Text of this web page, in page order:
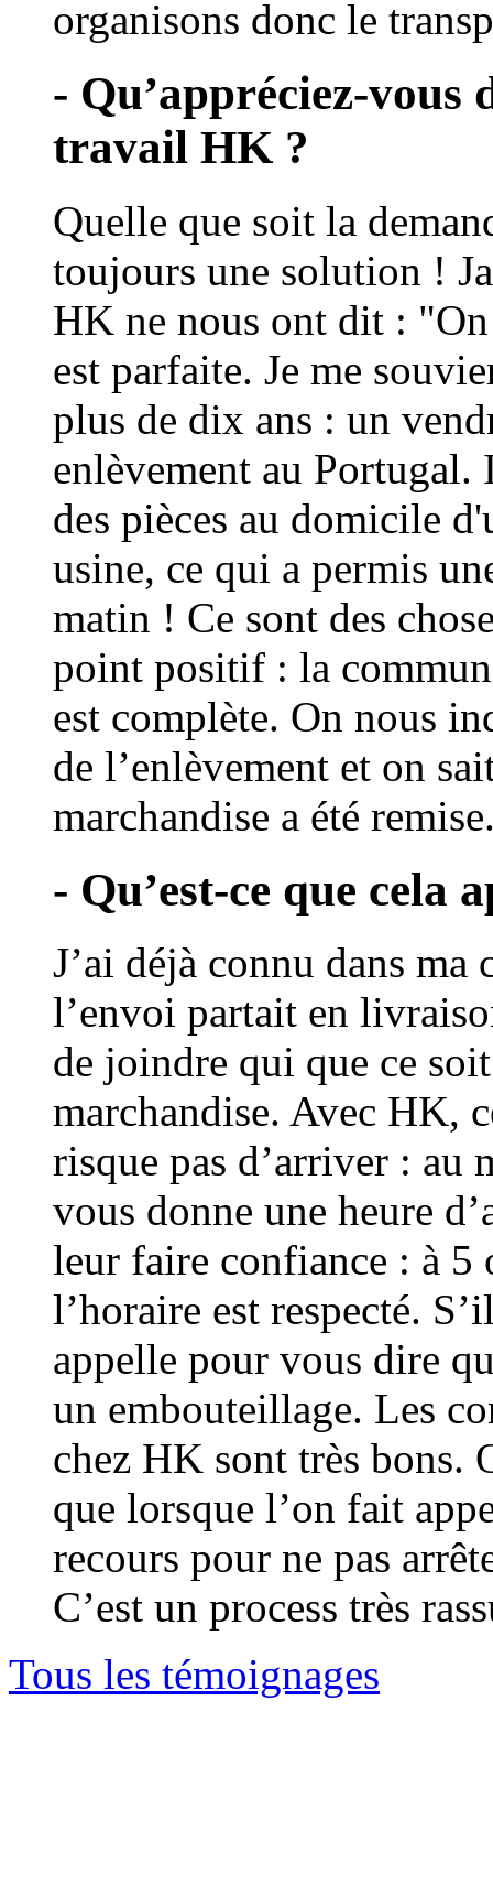
organisons donc le
- Qu’appréciez-vous
travail HK ?
Quelle que soit la
toujours une solution !
HK ne nous ont dit :
est parfaite. Je me
plus de dix ans : un
enlèvement au
des pièces au domicile
usine, ce qui a permis
matin ! Ce sont des
point positif : la
est complète. On nous
de l’enlèvement et on
marchandise a été
- Qu’est-ce que cela
J’ai déjà connu dans ma
l’envoi partait en
de joindre qui que ce
marchandise. Avec HK,
risque pas d’arriver : au
vous donne une heure
leur faire confiance : à 5
l’horaire est respecté.
appelle pour vous dire
un embouteillage. Les
chez HK sont très bons.
que lorsque l’on fait
recours pour ne pas
C’est un process très
Tous les témoignages